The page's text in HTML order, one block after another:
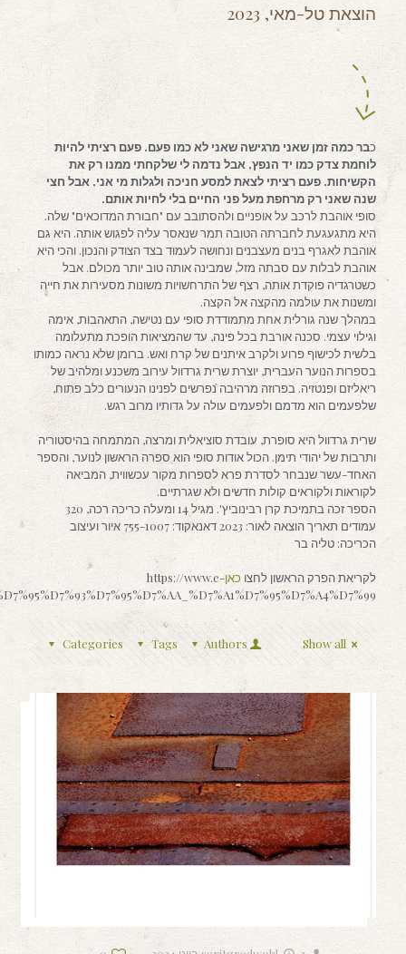
הוצאת טל-מאי, 2023
כבר כמה זמן שאני מרגישה שאני לא כמו פעם. פעם רציתי להיות
לוחמת צדק כמו יד הנפץ, אבל נדמה לי שלקחתי ממנו רק את
הקשיחות. פעם רציתי לצאת למסע חניכה ולגלות מי אני, אבל חצי
שנה שאני רק מרחפת מעל פני החיים בלי לחיות אותם.
סופי אוהבת לרכב על אופניים ולהסתובב עם "חבורת המדוכאים" שלה.
היא מתגעגעת לחברתה הטובה תמר שנאסר עליה לפגוש אותה. היא גם
אוהבת לאגרף בנים מעצבנים ונחושה לעמוד בצד הצודק והנכון. והכי היא
אוהבת לבלות עם סבתה מזל, שמבינה אותה טוב יותר מכולם. אבל
כשטרגדיה פוקדת אותה, רצף של התרחשויות משונות מסעירות את חייה
ומשנות את עולמה מהקצה אל הקצה.
במהלך שנה גורלית אחת מתמודדת סופי עם נטישה, התאהבות, אימה
וגילוי עצמי. סכנה אורבת בכל פינה, עד שהמציאות הופכת מתעלומה
בלשית לכישוף פרוע ולקרב איתנים של קרח ואש. ברומן שלא נראה כמותו
בספרות הנוער העברית, יוצרת שרית גרדוול עירוב משכנע ומלהיב של
ריאליזם ופנטזיה. בפרוזה מרהיבה נפרשים לפנינו הנעורים כלב פתוח,
שלפעמים הוא מדמם ולפעמים עולה על גדותיו מרוב רגש.
שרית גרדוול היא סופרת, עובדת סוציאלית ומרצה, המתמחה בהיסטוריה
ותרבות של יהודי תימן. הכול אודות סופי הוא ספרה הראשון לנוער, והספר
האחד-עשר שנבחר לסדרת פרא לספרות מקור עכשווית, המביאה
לקוראות ולקוראים קולות חדשים ולא שגרתיים.
הספר זכה בתמיכת קרן רבינוביץ'. מגיל 14 ומעלה כריכה רכה, 320
עמודים תאריך הוצאה לאור: 2023 דאנאקוד: 755-1007 איור ועיצוב
הכריכה: טליה בר
לקריאת הפרק הראשון לחצו כאןhttps://www.e-
Categories Tags Authors Show all